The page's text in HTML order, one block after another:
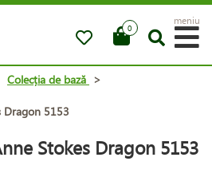
0
meniu
Colecția de bază >
Dragon 5153
Stokes Dragon 5153